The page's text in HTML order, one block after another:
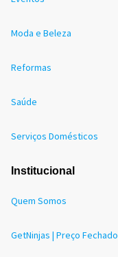
Moda e Beleza
Reformas
Saúde
Serviços Domésticos
Institucional
Quem Somos
GetNinjas | Preço Fechado